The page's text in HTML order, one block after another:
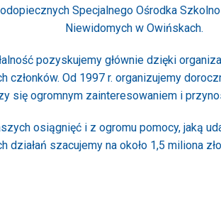
Specjalnego Ośrodka
Niewidomych w Owińskach.
pozyskujemy głównie dzięki
członków. Od 1997 r. organizujemy
się ogromnym zainteresowaniem i
osiągnięć i z ogromu pomocy, jaką
działań szacujemy na około 1,5 miliona